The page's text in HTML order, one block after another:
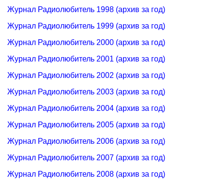
Журнал Радиолюбитель 1998 (архив за год)
Журнал Радиолюбитель 1999 (архив за год)
Журнал Радиолюбитель 2000 (архив за год)
Журнал Радиолюбитель 2001 (архив за год)
Журнал Радиолюбитель 2002 (архив за год)
Журнал Радиолюбитель 2003 (архив за год)
Журнал Радиолюбитель 2004 (архив за год)
Журнал Радиолюбитель 2005 (архив за год)
Журнал Радиолюбитель 2006 (архив за год)
Журнал Радиолюбитель 2007 (архив за год)
Журнал Радиолюбитель 2008 (архив за год)